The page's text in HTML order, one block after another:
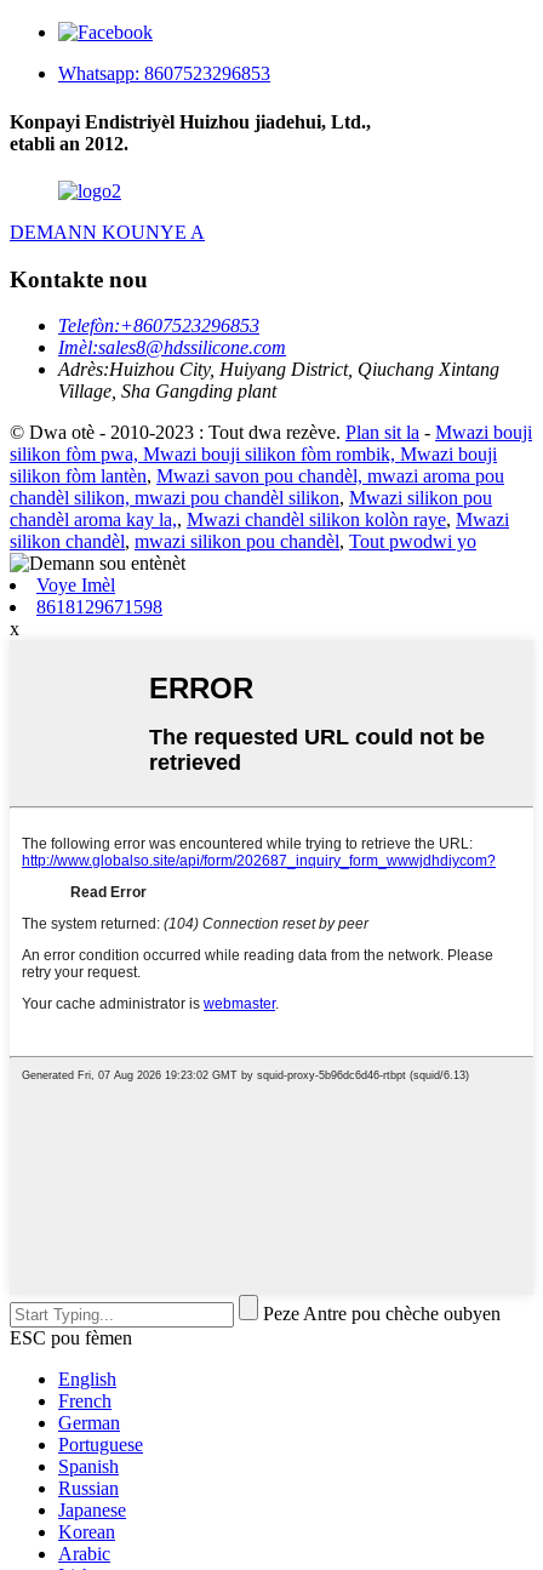
Whatsapp: 8607523296853
Konpayi Endistriyèl Huizhou jiadehui, Ltd.,
etabli an 2012.
DEMANN KOUNYE A
Kontakte nou
Telefòn:+8607523296853
Imèl:sales8@hdssilicone.com
Adrès:Huizhou City, Huiyang District, Qiuchang Xintang
Village, Sha Gangding plant
© Dwa otè - 2010-2023 : Tout dwa rezève. Plan sit la - Mwazi bouji
silikon fòm pwa, Mwazi bouji silikon fòm rombik, Mwazi bouji
silikon fòm lantèn, Mwazi savon pou chandèl, mwazi aroma pou
chandèl silikon, mwazi pou chandèl silikon, Mwazi silikon pou
chandèl aroma kay la,, Mwazi chandèl silikon kolòn raye, Mwazi
silikon chandèl, mwazi silikon pou chandèl, Tout pwodwi yo
Voye Imèl
8618129671598
x
Peze Antre pou chèche oubyen
ESC pou fèmen
English
French
German
Portuguese
Spanish
Russian
Japanese
Korean
Arabic